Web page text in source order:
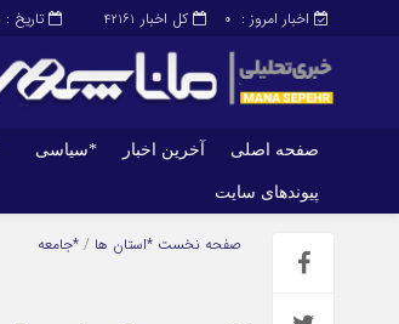
کل اخبار 42161 اخبار امروز : 0 تاریخ : شنبه,
صفحه اصلی آخرین اخبار *سیاسی
پیوندهای سایت
صفحه اصلیصفحه نخست *استان ها / *جامعه